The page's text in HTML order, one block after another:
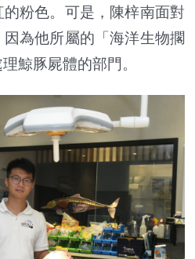
粉色。可是，陳梓南面對
為他所屬的「海洋生物擱
鯨豚屍體的部門。